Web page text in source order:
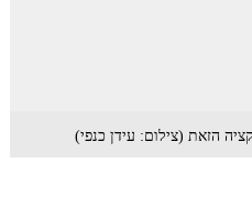
הזאת (צילום: עידן כנפי)